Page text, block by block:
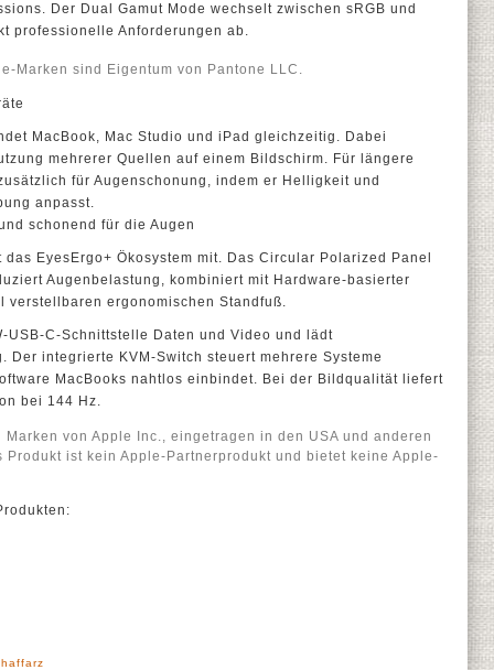
Der Dual Gamut Mode wechselt zwischen sRGB und
professionelle Anforderungen ab.
Marken sind Eigentum von Pantone LLC.
MacBook, Mac Studio und iPad gleichzeitig. Dabei
mehrerer Quellen auf einem Bildschirm. Für längere
für Augenschonung, indem er Helligkeit und
anpasst.
schonend für die Augen
EyesErgo+ Ökosystem mit. Das Circular Polarized Panel
Augenbelastung, kombiniert mit Hardware-basierter
ergonomischen Standfuß.
USB-C-Schnittstelle Daten und Video und lädt
Der integrierte KVM-Switch steuert mehrere Systeme
MacBooks nahtlos einbindet. Bei der Bildqualität liefert
bei 144 Hz.
Marken von Apple Inc., eingetragen in den USA und anderen
ist kein Apple-Partnerprodukt und bietet keine Apple-